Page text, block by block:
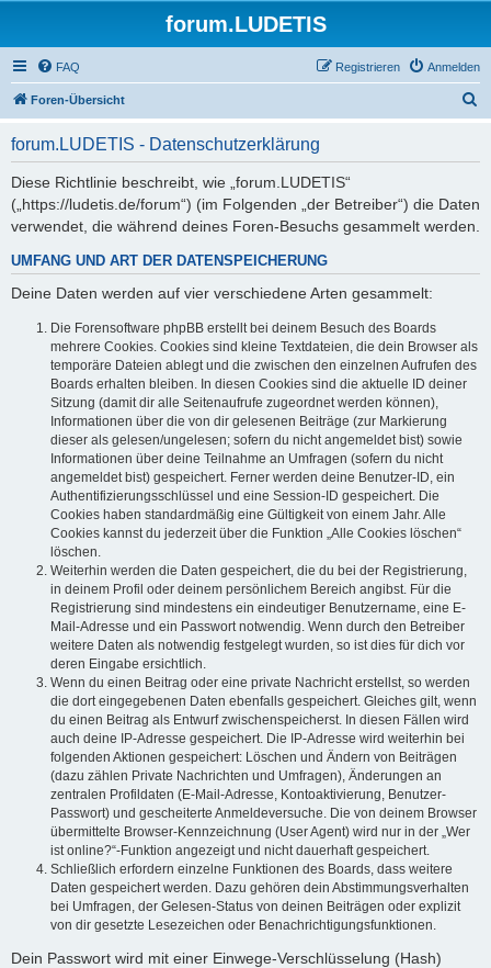
forum.LUDETIS
FAQ Anmelden
Registrieren
Foren-Übersicht
forum.LUDETIS - Datenschutzerklärung
Diese Richtlinie beschreibt, wie „forum.LUDETIS“
(„https://ludetis.de/forum“) (im Folgenden „der Betreiber“) die Daten
verwendet, die während deines Foren-Besuchs gesammelt werden.
UMFANG UND ART DER DATENSPEICHERUNG
Deine Daten werden auf vier verschiedene Arten gesammelt:
Die Forensoftware phpBB erstellt bei deinem Besuch des Boards
mehrere Cookies. Cookies sind kleine Textdateien, die dein Browser als
temporäre Dateien ablegt und die zwischen den einzelnen Aufrufen des
Boards erhalten bleiben. In diesen Cookies sind die aktuelle ID deiner
Sitzung (damit dir alle Seitenaufrufe zugeordnet werden können),
Informationen über die von dir gelesenen Beiträge (zur Markierung
dieser als gelesen/ungelesen; sofern du nicht angemeldet bist) sowie
Informationen über deine Teilnahme an Umfragen (sofern du nicht
angemeldet bist) gespeichert. Ferner werden deine Benutzer-ID, ein
Authentifizierungsschlüssel und eine Session-ID gespeichert. Die
Cookies haben standardmäßig eine Gültigkeit von einem Jahr. Alle
Cookies kannst du jederzeit über die Funktion „Alle Cookies löschen“
löschen.
Weiterhin werden die Daten gespeichert, die du bei der Registrierung,
in deinem Profil oder deinem persönlichem Bereich angibst. Für die
Registrierung sind mindestens ein eindeutiger Benutzername, eine E-
Mail-Adresse und ein Passwort notwendig. Wenn durch den Betreiber
weitere Daten als notwendig festgelegt wurden, so ist dies für dich vor
deren Eingabe ersichtlich.
Wenn du einen Beitrag oder eine private Nachricht erstellst, so werden
die dort eingegebenen Daten ebenfalls gespeichert. Gleiches gilt, wenn
du einen Beitrag als Entwurf zwischenspeicherst. In diesen Fällen wird
auch deine IP-Adresse gespeichert. Die IP-Adresse wird weiterhin bei
folgenden Aktionen gespeichert: Löschen und Ändern von Beiträgen
(dazu zählen Private Nachrichten und Umfragen), Änderungen an
zentralen Profildaten (E-Mail-Adresse, Kontoaktivierung, Benutzer-
Passwort) und gescheiterte Anmeldeversuche. Die von deinem Browser
übermittelte Browser-Kennzeichnung (User Agent) wird nur in der „Wer
ist online?“-Funktion angezeigt und nicht dauerhaft gespeichert.
Schließlich erfordern einzelne Funktionen des Boards, dass weitere
Daten gespeichert werden. Dazu gehören dein Abstimmungsverhalten
bei Umfragen, der Gelesen-Status von deinen Beiträgen oder explizit
von dir gesetzte Lesezeichen oder Benachrichtigungsfunktionen.
Dein Passwort wird mit einer Einwege-Verschlüsselung (Hash)